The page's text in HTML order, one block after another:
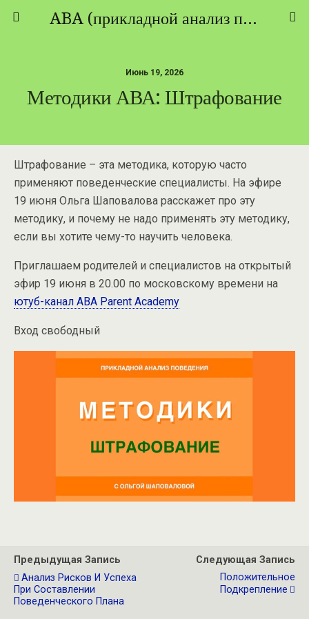
ABA (прикладной анализ поведения) - ТЕОРИЯ И ПРАКТИКА
Июнь 19, 2026
Методики АВА: Штрафование
Штрафование – эта методика, которую часто
применяют поведенческие специалисты. На эфире
19 июня Ольга Шаповалова расскажет про эту
методику, и почему не надо применять эту методику,
если вы хотите чему-то научить человека.
Приглашаем родителей и специалистов на открытый
эфир 19 июня в 20.00 по московскому времени на
ютуб-канал ABA Parent Academy
Вход свободный
Предыдущая Запись
Анализ Рисков И Успеха
При Составлении
Поведенческого Плана
Следующая Запись
Положительное
Подкрепление